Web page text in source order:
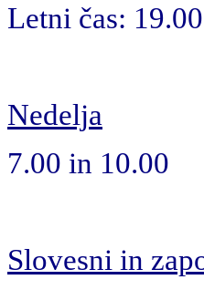
Letni čas:
Nedelja
7.00 in 10.00
Slovesni in